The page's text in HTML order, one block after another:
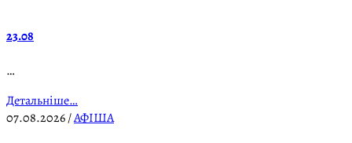
23.08
…
Детальніше…
07.08.2026/АФІША